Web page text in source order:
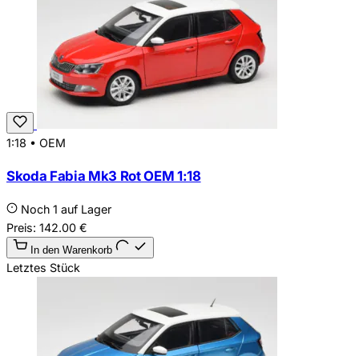
1:18 • OEM
Skoda Fabia Mk3 Rot OEM 1:18
Noch 1 auf Lager
Preis: 142.00 €
In den Warenkorb
Letztes Stück